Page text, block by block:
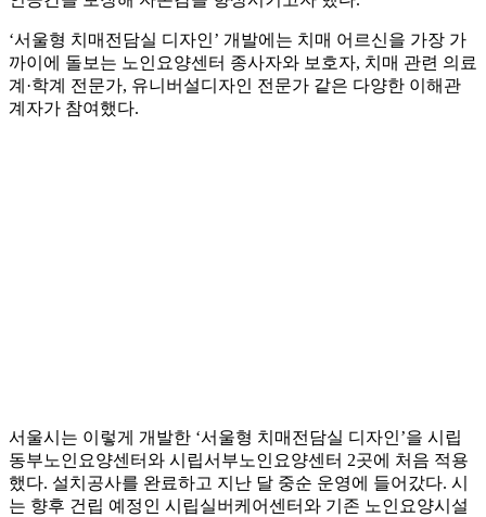
‘서울형 치매전담실 디자인’ 개발에는 치매 어르신을 가장 가
까이에 돌보는 노인요양센터 종사자와 보호자, 치매 관련 의료
계·학계 전문가, 유니버설디자인 전문가 같은 다양한 이해관
계자가 참여했다.
서울시는 이렇게 개발한 ‘서울형 치매전담실 디자인’을 시립
동부노인요양센터와 시립서부노인요양센터 2곳에 처음 적용
했다. 설치공사를 완료하고 지난 달 중순 운영에 들어갔다. 시
는 향후 건립 예정인 시립실버케어센터와 기존 노인요양시설